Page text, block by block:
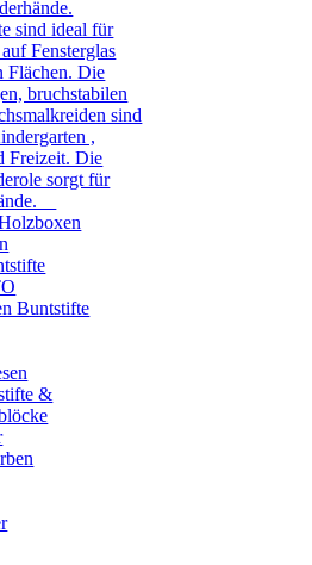
sind ideal für
Fensterglas
Flächen. Die
bruchstabilen
sind
,
Freizeit. Die
sorgt für
Buntstifte
&